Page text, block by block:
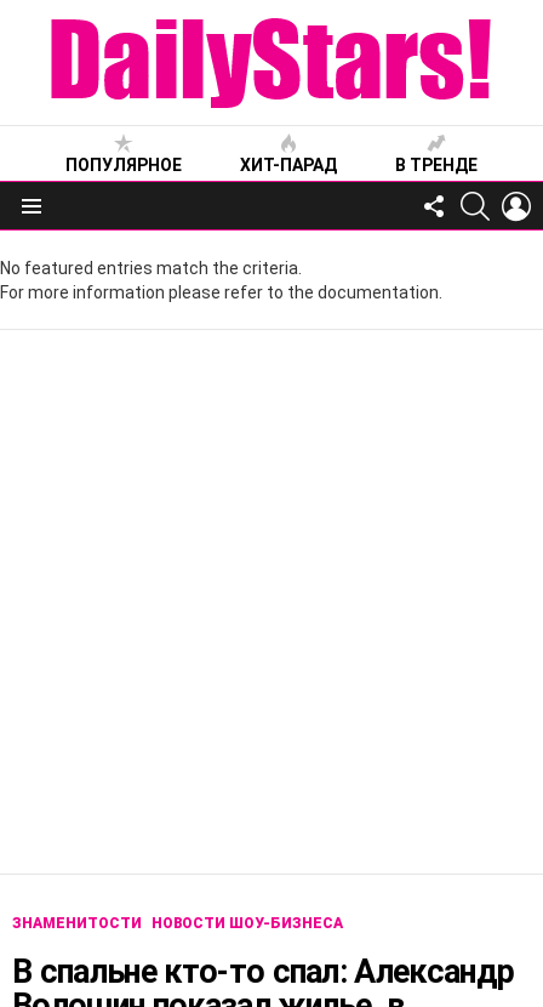
ПОПУЛЯРНОЕ ХИТ-ПАРАД В ТРЕНДЕ
Меню
FOLLOW
US
No featured entries match the criteria.
For more information please refer to the documentation.
ЗНАМЕНИТОСТИ НОВОСТИ ШОУ-БИЗНЕСА
В спальне кто-то спал: Александр